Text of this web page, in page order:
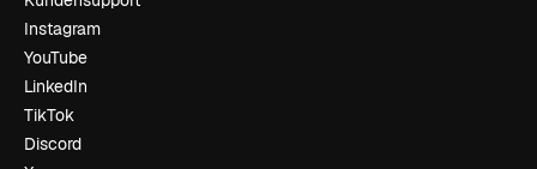
Instagram
YouTube
LinkedIn
TikTok
Discord